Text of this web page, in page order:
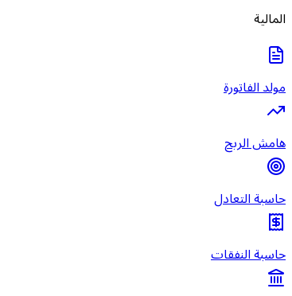
المالية
مولد الفاتورة
هامش الربح
حاسبة التعادل
حاسبة النفقات